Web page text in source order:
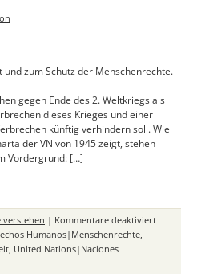
zum Schutz der Menschenrechte.
gegen Ende des 2. Weltkriegs als
dieses Krieges und einer
künftig verhindern soll. Wie
der VN von 1945 zeigt, stehen
Vordergrund: […]
verstehen | Kommentare deaktiviertfür
Humanos|Menschenrechte,
, United Nations|Naciones